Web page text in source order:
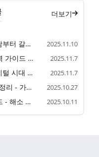
더보기
부부 육아 분담 가이드 - 역할 분담부터 갈등 해결까지 2025.11.10
반려동물과 아이 함께 키우기 완벽 가이드 - 월령별 교감법·위생관리·안전사고 대처법 2025.11.7
육아 기록·공유 문화 가이드 - 디지털 시대 육아 일기 작성법 2025.11.7
한국건강가정진흥원 프로그램 총정리 - 가족 교육 및 상담 서비스 2025.10.27
육아 스트레스 관리 실전법 가이드 - 해소 방법과 예방법 2025.10.11